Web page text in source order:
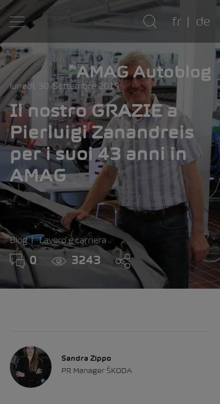
fr de
lunedì, 30. Settembre 2019
Il nostro GRAZIE a
Pierluigi Zanandreis
per i suoi 43 anni in
AMAG
Blog Lavoro e carriera
0 3243
Sandra Zippo
PR Manager ŠKODA